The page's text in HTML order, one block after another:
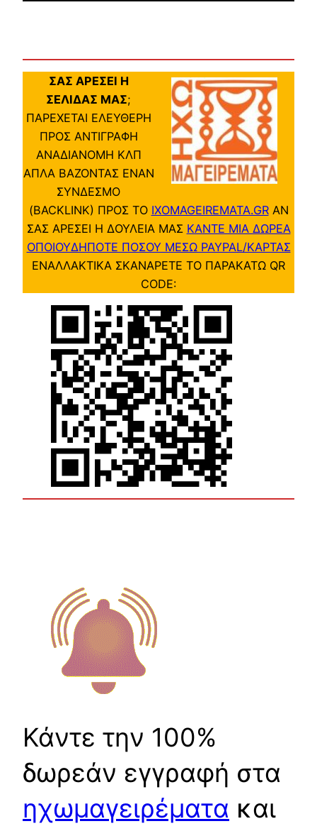
ΣΑΣ ΑΡΕΣΕΙ Η
ΣΕΛΙΔΑΣ ΜΑΣ;
ΠΑΡΕΧΕΤΑΙ ΕΛΕΥΘΕΡΗ
ΠΡΟΣ ΑΝΤΙΓΡΑΦΗ
ΑΝΑΔΙΑΝΟΜΗ ΚΛΠ
ΑΠΛΑ ΒΑΖΟΝΤΑΣ ΕΝΑΝ
ΣΥΝΔΕΣΜΟ
(BACKLINK) ΠΡΟΣ ΤΟ IXOMAGEIREMATA.GRΑΝ
ΣΑΣ ΑΡΕΣΕΙ Η ΔΟΥΛΕΙΑ ΜΑΣ ΚΑΝΤΕ ΜΙΑ ΔΩΡΕΑ
ΟΠΟΙΟΥΔΗΠΟΤΕ ΠΟΣΟΥ ΜΕΣΩ PAYPAL/ΚΑΡΤΑΣ
ΕΝΑΛΛΑΚΤΙΚΑ ΣΚΑΝΑΡΕΤΕ ΤΟ ΠΑΡΑΚΑΤΩ QR
CODE:
Κάντε την 100%
δωρεάν εγγραφή στα
ηχωμαγειρέματα και